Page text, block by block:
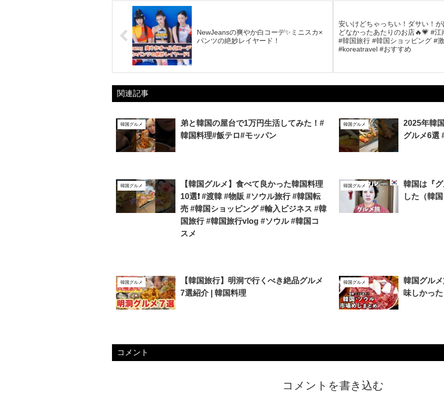
NewJeansの爽やか白コーデ✨ミニスカ×
パンツの絶妙レイヤード！
安いけどちゃっちい！ダサい！が
どなかったあたりのお店🔥💗 #江
#韓国旅行 #韓国ショッピング #
#koreatravel #おすすめ
関連記事
韓国グルメ
弟と韓国の屋台で1万円生活してみた！#
韓国料理#飯テロ#モッパン
韓国グルメ
2025年韓
グルメ6選
韓国グルメ
【韓国グルメ】食べて良かった韓国料理
10選❗️ #渡韓 #物販 #ソウル旅行 #韓国転
売 #韓国ショッピング #輸入ビジネス #韓
国旅行 #韓国旅行vlog #ソウル #韓国コ
スメ
韓国グルメ
韓国は『
した（韓
韓国グルメ
【韓国旅行】明洞で行くべき絶品グルメ
7選紹介 | 韓国料理
韓国グルメ
韓国グル
味しかっ
コメント
コメントを書き込む